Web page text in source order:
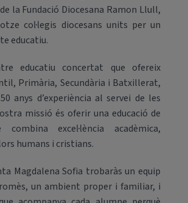
la Fundació Diocesana Ramon Llull,
col·legis diocesans units per un
educatiu.
educatiu concertat que ofereix
Primària, Secundària i Batxillerat,
anys d’experiència al servei de les
missió és oferir una educació de
excel·lència acadèmica,
humans i cristians.
Magdalena Sofia trobaràs un equip
un ambient proper i familiar, i